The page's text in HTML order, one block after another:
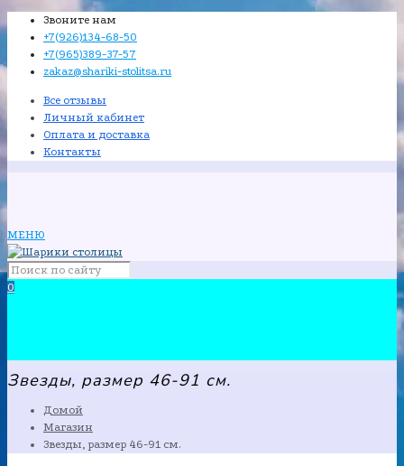
Звоните нам
+7(926)134-68-50
+7(965)389-37-57
zakaz@shariki-stolitsa.ru
Все отзывы
Личный кабинет
Оплата и доставка
Контакты
МЕНЮ
0
Звезды, размер 46-91 см.
Домой
Магазин
Звезды, размер 46-91 см.